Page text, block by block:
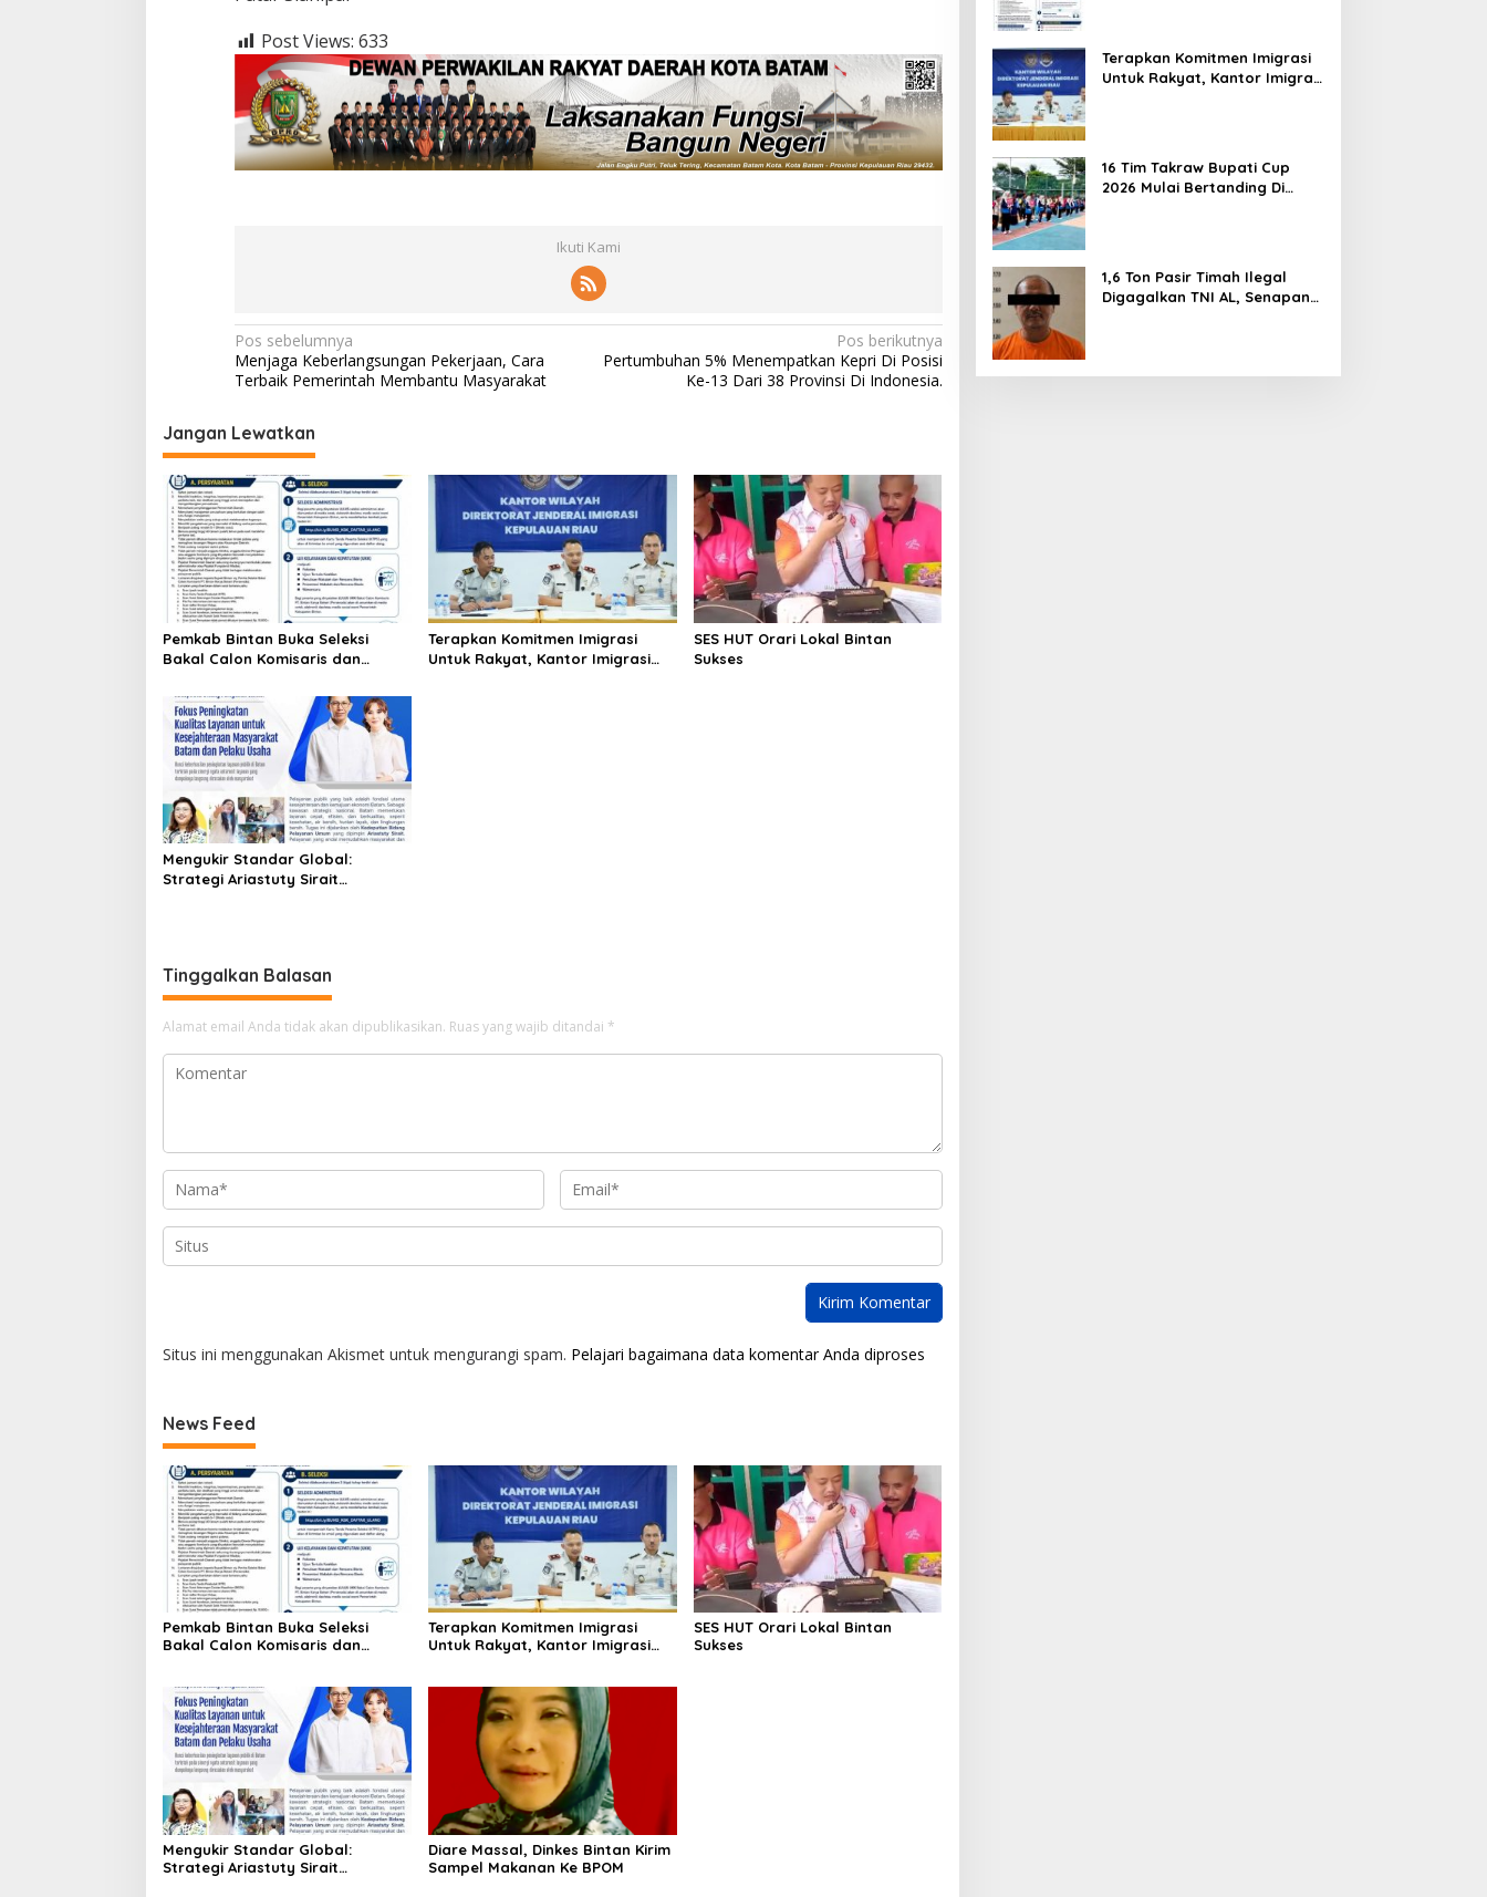
Post Views: 633
Ikuti Kami
N
a
i
g
a
s
i
p
o
s
Pos sebelumnya
Menjaga Keberlangsungan Pekerjaan, Cara
Terbaik Pemerintah Membantu Masyarakat
Pos berikutnya
Pertumbuhan 5% Menempatkan Kepri Di Posisi
Ke-13 Dari 38 Provinsi Di Indonesia.
Jangan Lewatkan
Pemkab Bintan Buka Seleksi
Bakal Calon Komisaris dan
Bahari (Perseroda)
Terapkan Komitmen Imigrasi
Untuk Rakyat, Kantor Imigrasi
SES HUT Orari Lokal Bintan
Sukses
Mengukir Standar Global:
Strategi Ariastuty Sirait
Tinggalkan Balasan
Alamat email Anda tidak akan dipublikasikan. Ruas yang wajib ditandai *
Situs ini menggunakan Akismet untuk mengurangi spam. Pelajari bagaimana data komentar Anda diproses
News Feed
Pemkab Bintan Buka Seleksi
Bakal Calon Komisaris dan
Terapkan Komitmen Imigrasi
Untuk Rakyat, Kantor Imigrasi
SES HUT Orari Lokal Bintan
Sukses
Mengukir Standar Global:
Strategi Ariastuty Sirait
Diare Massal, Dinkes Bintan Kirim
Sampel Makanan Ke BPOM
Terapkan Komitmen Imigrasi
Untuk Rakyat, Kantor Imigrasi
16 Tim Takraw Bupati Cup
2026 Mulai Bertanding Di
1,6 Ton Pasir Timah Ilegal
Digagalkan TNI AL, Senapan